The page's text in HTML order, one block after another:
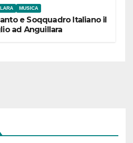
MUSICA
e Soqquadro Italiano il
ad Anguillara